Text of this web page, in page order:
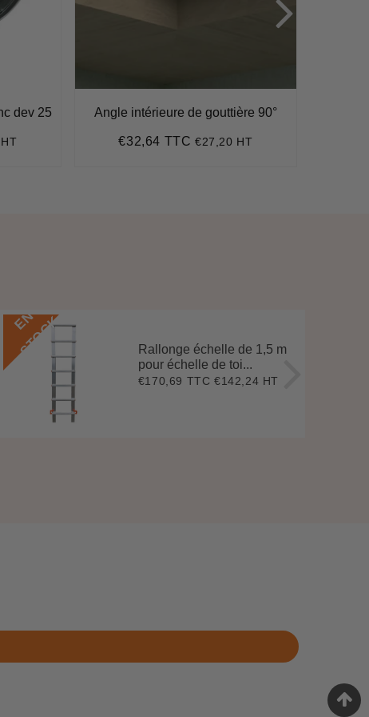
dev 25 Angle intérieure de gouttière 90°
Prix
€32,64 TTC€32,64
€27,20 HT
E
N
S
T
O
C
K
Rallonge échelle de 1,5 m
pour échelle de toi...
Prix
€170,69 TTC €170,69
€142,24 HT